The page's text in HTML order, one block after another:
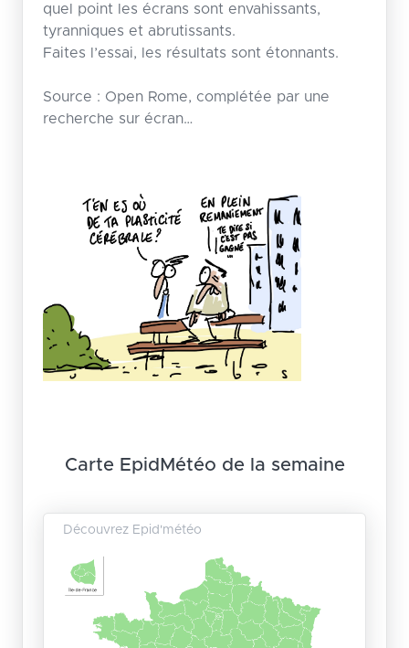
quel point les écrans sont envahissants,
tyranniques et abrutissants.
Faites l’essai, les résultats sont étonnants.
Source : Open Rome, complétée par une
recherche sur écran…
Carte EpidMétéo de la semaine
Découvrez Epid'météo